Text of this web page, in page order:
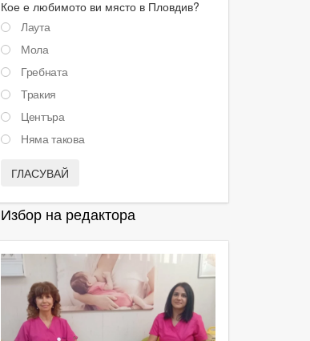
Кое е любимото ви място в Пловдив?
Лаута
Мола
Гребната
Тракия
Центъра
Няма такова
ГЛАСУВАЙ
Избор на редактора